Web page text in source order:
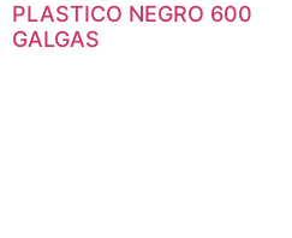
PLASTICO NEGRO 600
GALGAS